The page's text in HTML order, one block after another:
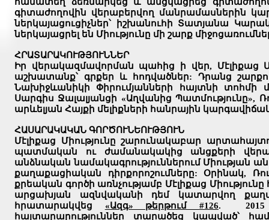
գիտաժողովին վերաբերվող մանրամասներին
ներկայացուցիչներ՝ իշխանուհի Տատյանա
ներկայացրել են Միությունը մի շարք
ՀՐԱՏԱՐԱԿՈՒԹՅՈՒՆՆԵՐ
Իր վերակազմավորման պահից ի վեր, Մէլիքաց
աշխատանք՝ գրքեր և հոդվածներ: Դրանց
Նախիջևանիկի Փիրումյանների հայտնի տոհմի
Սարգիս Ջալալյանցի «Աղվանից Պատմությունը»,
արևելյան Հայքի մելիքների հանրային
ՀԱՍԱՐԱԿԱԿԱՆ ԳՈՐԾՈՒՆԵՈՒԹՅՈՒՆ
Մէլիքաց Միությունը շարունակաբար
պատմական ու ժամանակակից անցքերի
անձնական նամակագրություններում Միության
քաղաքացիական դիրքորոշումները: Օրինակ,
քրեական գործի առնչությամբ Մէլիքաց
արցախյան ազնվականի դեմ կատարվող
հրատարակվեց «Ազգ» թերթում #126.
հայտարարություններ տարածեց կապված՝